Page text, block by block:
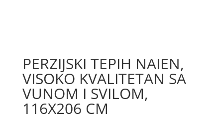
PERZIJSKI TEPIH NAIEN,
VISOKO KVALITETAN SA
VUNOM I SVILOM,
116X206 CM